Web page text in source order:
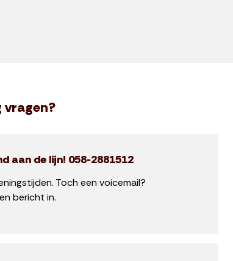
vragen?
aan de lijn! 058-2881512
Toch een voicemail?
bericht in.